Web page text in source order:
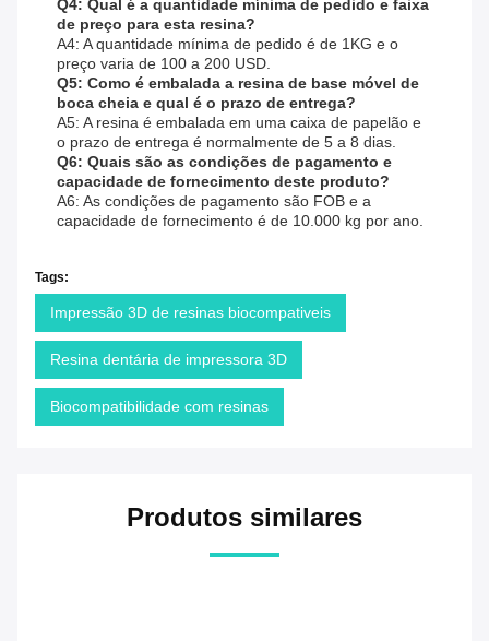
Q4: Qual é a quantidade mínima de pedido e faixa
de preço para esta resina?
A4: A quantidade mínima de pedido é de 1KG e o
preço varia de 100 a 200 USD.
Q5: Como é embalada a resina de base móvel de
boca cheia e qual é o prazo de entrega?
A5: A resina é embalada em uma caixa de papelão e
o prazo de entrega é normalmente de 5 a 8 dias.
Q6: Quais são as condições de pagamento e
capacidade de fornecimento deste produto?
A6: As condições de pagamento são FOB e a
capacidade de fornecimento é de 10.000 kg por ano.
Tags:
Impressão 3D de resinas biocompativeis
Resina dentária de impressora 3D
Biocompatibilidade com resinas
Produtos similares